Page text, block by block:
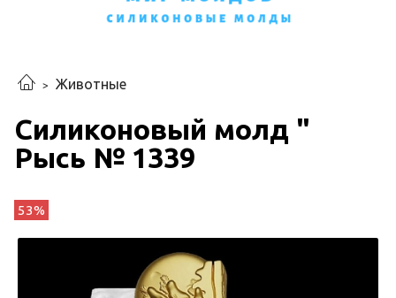
Животные
Силиконовый молд "
Рысь № 1339
53%